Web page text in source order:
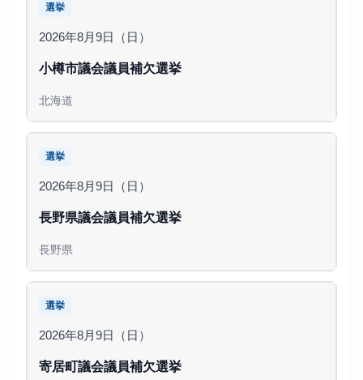
選挙
2026年8月9日（日）
小樽市議会議員補欠選挙
北海道
選挙
2026年8月9日（日）
長野県議会議員補欠選挙
長野県
選挙
2026年8月9日（日）
寄居町議会議員補欠選挙